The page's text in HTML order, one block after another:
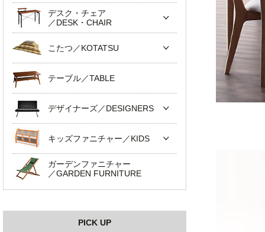
デスク・チェア
／DESK・CHAIR
こたつ／KOTATSU
テーブル／TABLE
デザイナーズ／DESIGNERS
キッズファニチャー／KIDS
ガーデンファニチャー
／GARDEN FURNITURE
PICK UP